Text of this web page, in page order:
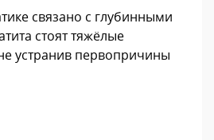
связано с глубинными
стоят тяжёлые
устранив первопричины